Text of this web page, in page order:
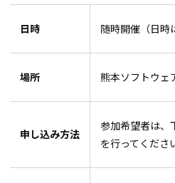
日時 随時開催（日時
場所 熊本ソフトウェ
申し込み方法
参加希望者は、
を行ってくださ